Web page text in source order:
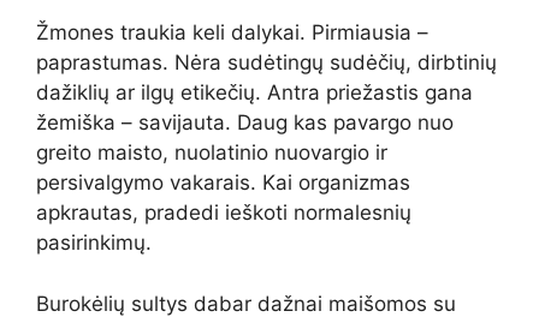
Žmones traukia keli dalykai. Pirmiausia –
paprastumas. Nėra sudėtingų sudėčių, dirbtinių
dažiklių ar ilgų etikečių. Antra priežastis gana
žemiška – savijauta. Daug kas pavargo nuo
greito maisto, nuolatinio nuovargio ir
persivalgymo vakarais. Kai organizmas
apkrautas, pradedi ieškoti normalesnių
pasirinkimų.
Burokėlių sultys dabar dažnai maišomos su